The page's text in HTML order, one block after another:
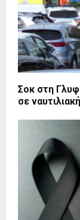
Σοκ στη
σε